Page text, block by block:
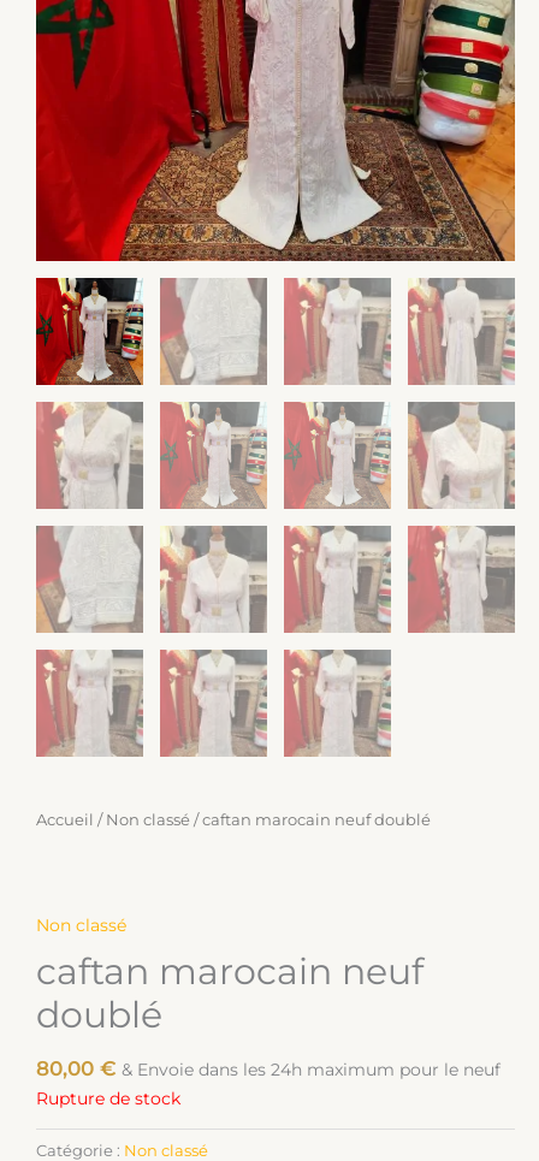
Accueil / Non classé / caftan marocain neuf doublé
Non classé
caftan marocain neuf
doublé
80,00 € & Envoie dans les 24h maximum pour le neuf
Rupture de stock
Catégorie : Non classé